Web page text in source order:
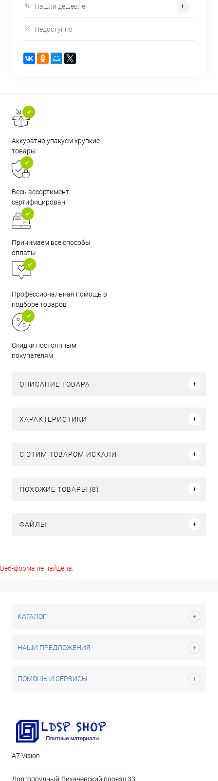
Нашли дешевле
Недоступно
Аккуратно упакуем хрупкие
товары
Весь ассортимент
сертифицирован
Принимаем все способы
оплаты
Профессиональная помощь в
подборе товаров
Скидки постоянным
покупателям
ОПИСАНИЕ ТОВАРА
ХАРАКТЕРИСТИКИ
C ЭТИМ ТОВАРОМ ИСКАЛИ
ПОХОЖИЕ ТОВАРЫ (8)
ФАЙЛЫ
Веб-форма не найдена.
КАТАЛОГ
НАШИ ПРЕДЛОЖЕНИЯ
ПОМОЩЬ И СЕРВИСЫ
А7 Vision
Долгопрудный Лихачевский проезд 33